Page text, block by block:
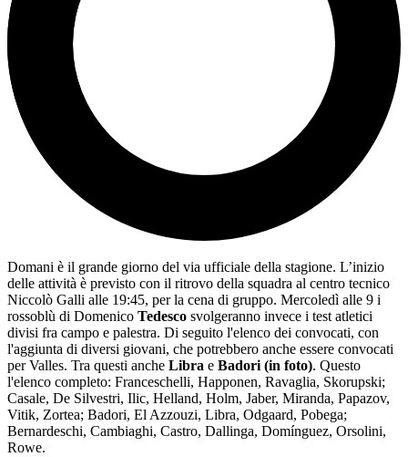
Domani è il grande giorno del via ufficiale della stagione. L’inizio
delle attività è previsto con il ritrovo della squadra al centro tecnico
Niccolò Galli alle 19:45, per la cena di gruppo. Mercoledì alle 9 i
rossoblù di Domenico Tedesco svolgeranno invece i test atletici
divisi fra campo e palestra. Di seguito l'elenco dei convocati, con
l'aggiunta di diversi giovani, che potrebbero anche essere convocati
per Valles. Tra questi anche Libra e Badori (in foto). Questo
l'elenco completo: Franceschelli, Happonen, Ravaglia, Skorupski;
Casale, De Silvestri, Ilic, Helland, Holm, Jaber, Miranda, Papazov,
Vitik, Zortea; Badori, El Azzouzi, Libra, Odgaard, Pobega;
Bernardeschi, Cambiaghi, Castro, Dallinga, Domínguez, Orsolini,
Rowe.